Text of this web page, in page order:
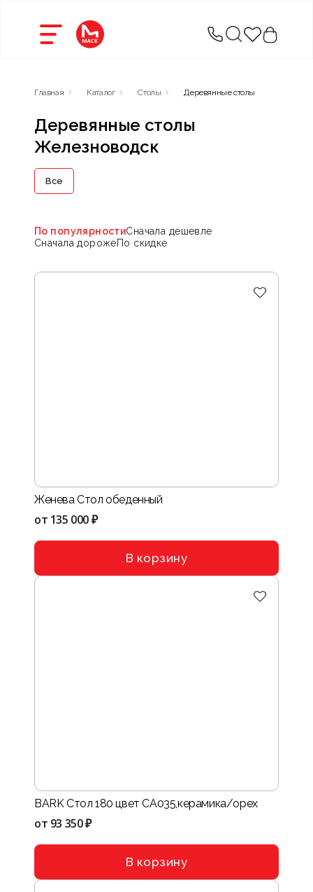
Главная Каталог Столы Деревянные столы
Деревянные столы
Железноводск
Все
По популярностиСначала дешевле
Сначала дорожеПо скидке
Женева Стол обеденный
от 135 000 ₽
В корзину
BARK Стол 180 цвет СА035,керамика/орех
от 93 350 ₽
В корзину